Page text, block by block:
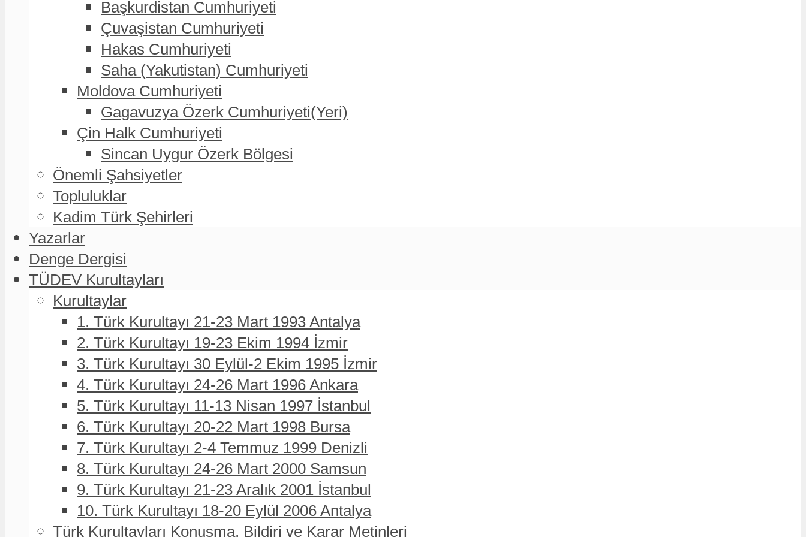
Başkurdistan Cumhuriyeti
Çuvaşistan Cumhuriyeti
Hakas Cumhuriyeti
Saha (Yakutistan) Cumhuriyeti
Moldova Cumhuriyeti
Gagavuzya Özerk Cumhuriyeti(Yeri)
Çin Halk Cumhuriyeti
Sincan Uygur Özerk Bölgesi
Önemli Şahsiyetler
Topluluklar
Kadim Türk Şehirleri
Yazarlar
Denge Dergisi
TÜDEV Kurultayları
Kurultaylar
1. Türk Kurultayı 21-23 Mart 1993 Antalya
2. Türk Kurultayı 19-23 Ekim 1994 İzmir
3. Türk Kurultayı 30 Eylül-2 Ekim 1995 İzmir
4. Türk Kurultayı 24-26 Mart 1996 Ankara
5. Türk Kurultayı 11-13 Nisan 1997 İstanbul
6. Türk Kurultayı 20-22 Mart 1998 Bursa
7. Türk Kurultayı 2-4 Temmuz 1999 Denizli
8. Türk Kurultayı 24-26 Mart 2000 Samsun
9. Türk Kurultayı 21-23 Aralık 2001 İstanbul
10. Türk Kurultayı 18-20 Eylül 2006 Antalya
Türk Kurultayları Konuşma, Bildiri ve Karar Metinleri